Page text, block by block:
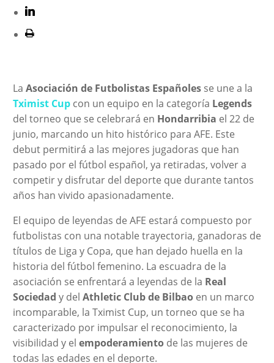
La Asociación de Futbolistas Españolesse une a la
Tximist Cupcon un equipo en la categoría Legends
del torneo que se celebrará en Hondarribia el 22 de
junio, marcando un hito histórico para AFE. Este
debut permitirá a las mejores jugadoras que han
pasado por el fútbol español, ya retiradas, volver a
competir y disfrutar del deporte que durante tantos
años han vivido apasionadamente.
El equipo de leyendas de AFE estará compuesto por
futbolistas con una notable trayectoria, ganadoras de
títulos de Liga y Copa, que han dejado huella en la
historia del fútbol femenino. La escuadra de la
asociación se enfrentará a leyendas de la Real
Sociedad y del Athletic Club de Bilbaoen un marco
incomparable, la Tximist Cup, un torneo que se ha
caracterizado por impulsar el reconocimiento, la
visibilidad y el empoderamiento de las mujeres de
todas las edades en el deporte.